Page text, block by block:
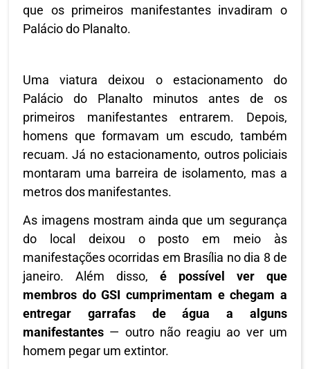
que os primeiros manifestantes invadiram o
Palácio do Planalto.
Uma viatura deixou o estacionamento do
Palácio do Planalto minutos antes de os
primeiros manifestantes entrarem. Depois,
homens que formavam um escudo, também
recuam. Já no estacionamento, outros policiais
montaram uma barreira de isolamento, mas a
metros dos manifestantes.
As imagens mostram ainda que um segurança
do local deixou o posto em meio às
manifestações ocorridas em Brasília no dia 8 de
janeiro. Além disso, é possível ver que
membros do GSI cumprimentam e chegam a
entregar garrafas de água a alguns
manifestantes — outro não reagiu ao ver um
homem pegar um extintor.